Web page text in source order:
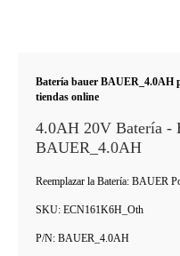
Batería bauer BAUER_4.0AH
tiendas online
4.0AH 20V Batería -
BAUER_4.0AH
Reemplazar la Batería: BAUER
SKU: ECN161K6H_Oth
P/N: BAUER_4.0AH